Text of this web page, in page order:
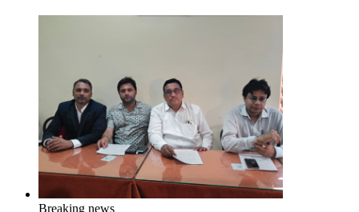
Breaking news